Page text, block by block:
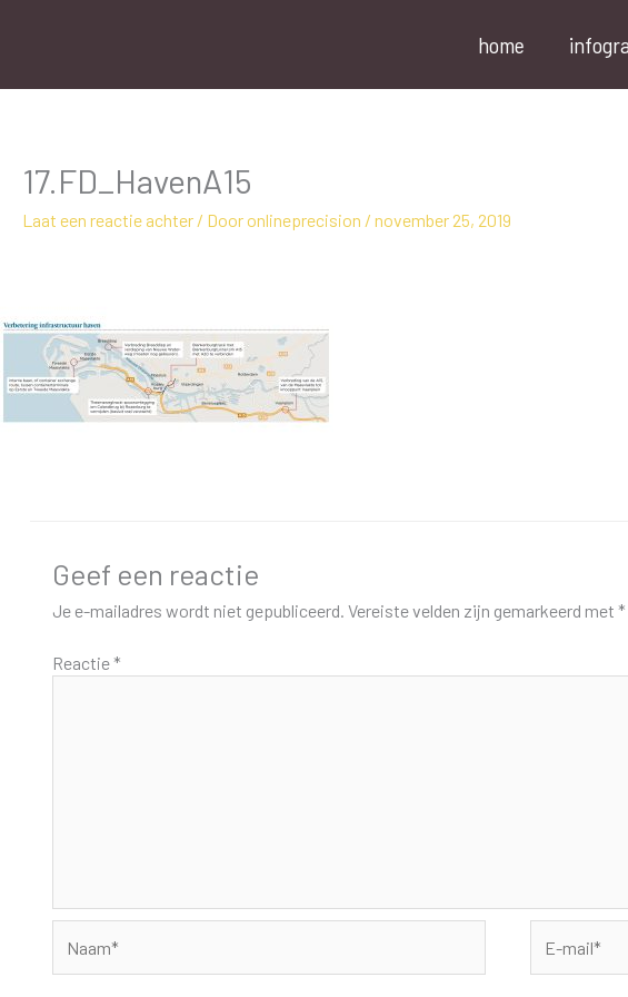
inhoud
home
17.FD_HavenA15
Laat een reactie achter / Door onlineprecision / november 25, 2019
Geef een reactie
Je e-mailadres wordt niet gepubliceerd. Vereiste velden zijn gemarkeerd met *
Reactie*
mail*